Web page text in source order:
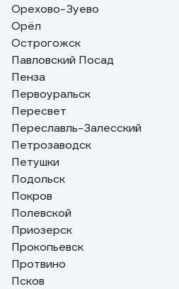
Орехово-Зуево
Орёл
Острогожск
Павловский Посад
Пенза
Первоуральск
Пересвет
Переславль-Залесский
Петрозаводск
Петушки
Подольск
Покров
Полевской
Приозерск
Прокопьевск
Протвино
Псков